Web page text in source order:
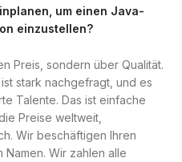
um einen Java-
einzustellen?
Preis, sondern über Qualität.
stark nachgefragt, und es
Talente. Das ist einfache
Preise weltweit,
Wir beschäftigen Ihren
Wir zahlen alle